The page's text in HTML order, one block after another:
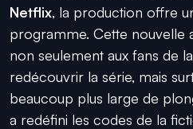
Netflix, la production offre
programme. Cette nouvelle
non seulement aux fans de
redécouvrir la série, mais
beaucoup plus large de
a redéfini les codes de la